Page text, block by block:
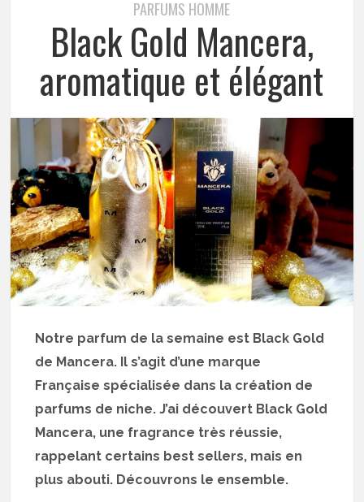
PARFUMS HOMME
Black Gold Mancera,
aromatique et élégant
Notre parfum de la semaine est Black Gold
de Mancera. Il s’agit d’une marque
Française spécialisée dans la création de
parfums de niche. J’ai découvert Black Gold
Mancera, une fragrance très réussie,
rappelant certains best sellers, mais en
plus abouti. Découvrons le ensemble.